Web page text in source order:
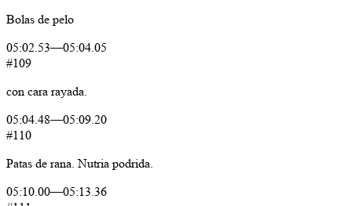
Bolas de pelo
05:02.53—05:04.05
#109
con cara rayada.
05:04.48—05:09.20
#110
Patas de rana. Nutria podrida.
05:10.00—05:13.36